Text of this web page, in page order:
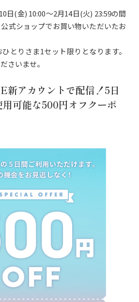
日(金) 10:00～2月14日(火) 23:59の間
式ショップでお買い物いただいたお
とりさま1セット限りとなります。
さいませ。
新アカウントで配信！5日
可能な500円オフクーポ